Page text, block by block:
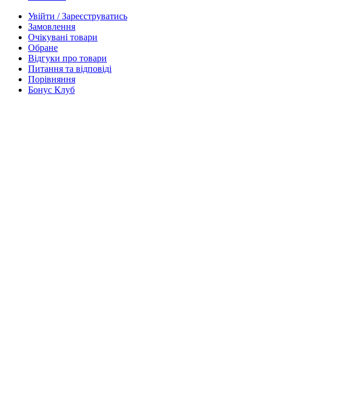
Увійти / Зареєструватись
Замовлення
Очікувані товари
Обране
Відгуки про товари
Питання та відповіді
Порівняння
Бонус Клуб